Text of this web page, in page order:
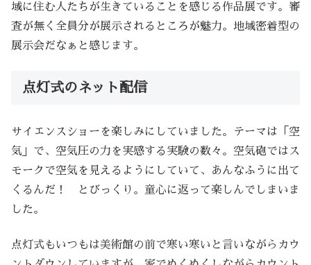
域に住む人たちが生きていることを感じる作品展です。審
査が無く全員分が展示されるところが魅力。地域密着型の
展示会だなぁと感じます。
点灯式のネット配信
サイエンスショーを楽しみにしていました。テーマは「空
気」で、空気圧の力を実感する実験の数々。空気砲ではス
モークで空気を見えるようにしていて、あんなふうに出て
くるんだ！ とびっくり。童心に返って楽しんでしまいま
した。
点灯式もいつもは美術館の前で寒い寒いと言いながらカウ